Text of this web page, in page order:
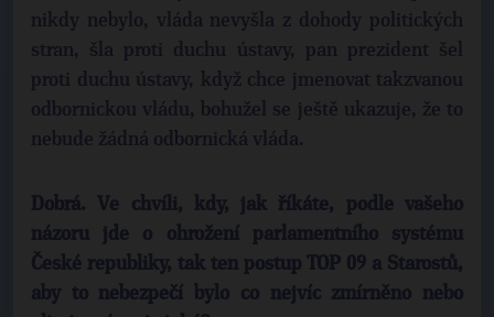
nikdy nebylo, vláda nevyšla z dohody politických
stran, šla proti duchu ústavy, pan prezident šel
proti duchu ústavy, když chce jmenovat takzvanou
odbornickou vládu, bohužel se ještě ukazuje, že to
nebude žádná odbornická vláda.
Dobrá. Ve chvíli, kdy, jak říkáte, podle vašeho
názoru jde o ohrožení parlamentního systému
České republiky, tak ten postup TOP 09 a Starostů,
aby to nebezpečí bylo co nejvíc zmírněno nebo